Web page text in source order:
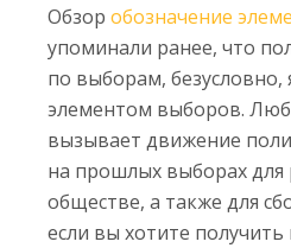
Обзор обозначение
упоминали ранее, что
по выборам,
элементом выборов.
вызывает движение
на прошлых выборах для
обществе, а также для
если вы хотите